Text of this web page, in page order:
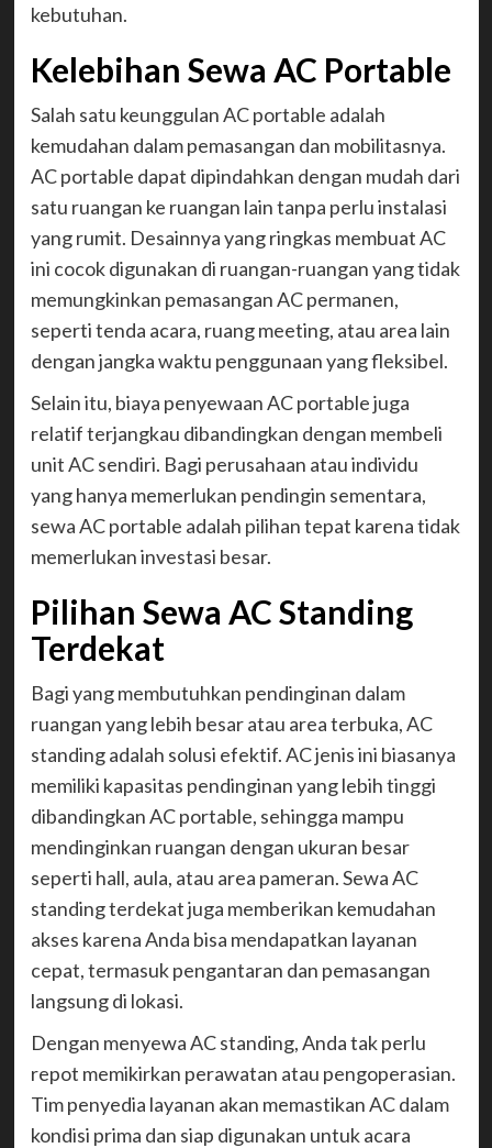
kebutuhan.
Kelebihan Sewa AC Portable
Salah satu keunggulan AC portable adalah
kemudahan dalam pemasangan dan mobilitasnya.
AC portable dapat dipindahkan dengan mudah dari
satu ruangan ke ruangan lain tanpa perlu instalasi
yang rumit. Desainnya yang ringkas membuat AC
ini cocok digunakan di ruangan-ruangan yang tidak
memungkinkan pemasangan AC permanen,
seperti tenda acara, ruang meeting, atau area lain
dengan jangka waktu penggunaan yang fleksibel.
Selain itu, biaya penyewaan AC portable juga
relatif terjangkau dibandingkan dengan membeli
unit AC sendiri. Bagi perusahaan atau individu
yang hanya memerlukan pendingin sementara,
sewa AC portable adalah pilihan tepat karena tidak
memerlukan investasi besar.
Pilihan Sewa AC Standing
Terdekat
Bagi yang membutuhkan pendinginan dalam
ruangan yang lebih besar atau area terbuka, AC
standing adalah solusi efektif. AC jenis ini biasanya
memiliki kapasitas pendinginan yang lebih tinggi
dibandingkan AC portable, sehingga mampu
mendinginkan ruangan dengan ukuran besar
seperti hall, aula, atau area pameran. Sewa AC
standing terdekat juga memberikan kemudahan
akses karena Anda bisa mendapatkan layanan
cepat, termasuk pengantaran dan pemasangan
langsung di lokasi.
Dengan menyewa AC standing, Anda tak perlu
repot memikirkan perawatan atau pengoperasian.
Tim penyedia layanan akan memastikan AC dalam
kondisi prima dan siap digunakan untuk acara